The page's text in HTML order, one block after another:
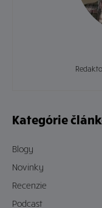
Kategórie
Blogy
Novinky
Recenzie
Podcast